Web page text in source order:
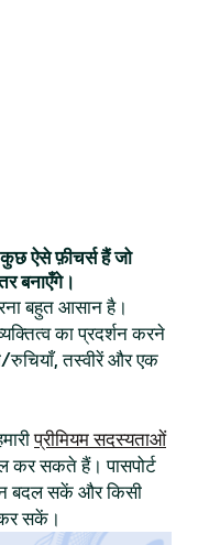
ऐसे फ़ीचर्स हैं जो
बनाएँगे।
बहुत आसान है।
का प्रदर्शन करने
रुचियाँ, तस्वीरें और एक
प्रीमियम सदस्यताओं
कर सकते हैं। पासपोर्ट
बदल सकें और किसी
सकें।